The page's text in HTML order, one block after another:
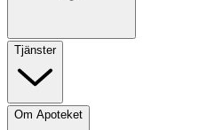
Tjänster
Om Apoteket